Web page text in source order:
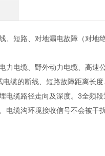
短路、对地漏电故障（对地
力电缆、野外动力电缆、高速
缆的断线、短路故障距离长
电缆路径走向及深度。3全频
缆沟环境接收信号不会被干扰